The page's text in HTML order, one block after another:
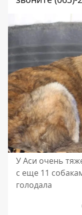
У Аси очень
с еще 11
голодала